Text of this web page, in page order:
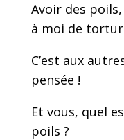
Avoir des poils,
à moi de
C’est aux
pensée !
Et vous, quel
poils ?